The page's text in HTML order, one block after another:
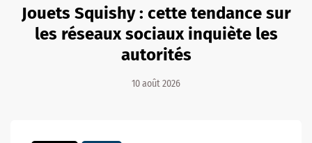
Jouets Squishy : cette tendance sur
les réseaux sociaux inquiète les
autorités
10 août 2026